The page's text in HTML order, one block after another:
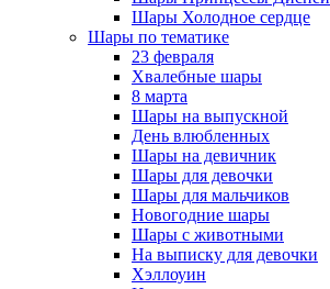
Шары Холодное сердце
Шары по тематике
23 февраля
Хвалебные шары
8 марта
Шары на выпускной
День влюбленных
Шары на девичник
Шары для девочки
Шары для мальчиков
Новогодние шары
Шары с животными
На выписку для девочки
Хэллоуин